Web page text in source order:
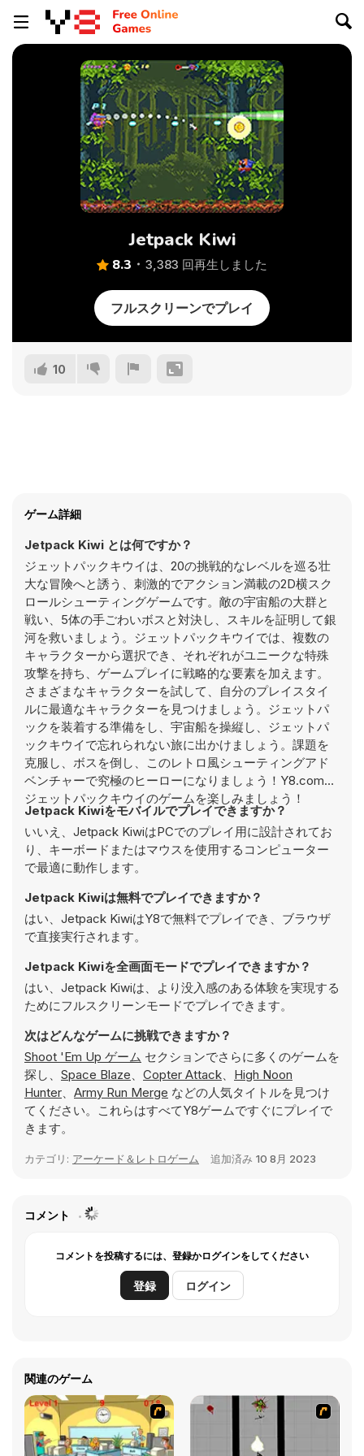
Jetpack Kiwi
8.3 3,383 回再生しました
フルスクリーンでプレイ
10
ゲーム詳細
Jetpack Kiwi とは何ですか？
ジェットパックキウイは、20の挑戦的なレベルを巡る壮
大な冒険へと誘う、刺激的でアクション満載の2D横スク
ロールシューティングゲームです。敵の宇宙船の大群と
戦い、5体の手ごわいボスと対決し、スキルを証明して銀
河を救いましょう。ジェットパックキウイでは、複数の
キャラクターから選択でき、それぞれがユニークな特殊
攻撃を持ち、ゲームプレイに戦略的な要素を加えます。
さまざまなキャラクターを試して、自分のプレイスタイ
ルに最適なキャラクターを見つけましょう。ジェットパ
ックを装着する準備をし、宇宙船を操縦し、ジェットパ
ックキウイで忘れられない旅に出かけましょう。課題を
克服し、ボスを倒し、このレトロ風シューティングアド
ベンチャーで究極のヒーローになりましょう！Y8.comで
ジェットパックキウイのゲームを楽しみましょう！
Jetpack Kiwiをモバイルでプレイできますか？
いいえ、Jetpack KiwiはPCでのプレイ用に設計されてお
り、キーボードまたはマウスを使用するコンピューター
で最適に動作します。
Jetpack Kiwiは無料でプレイできますか？
はい、Jetpack KiwiはY8で無料でプレイでき、ブラウザ
で直接実行されます。
Jetpack Kiwiを全画面モードでプレイできますか？
はい、Jetpack Kiwiは、より没入感のある体験を実現する
ためにフルスクリーンモードでプレイできます。
次はどんなゲームに挑戦できますか？
Shoot 'Em Up ゲーム セクションでさらに多くのゲームを
探し、 Space Blaze、 Copter Attack、 High Noon
Hunter、 Army Run Merge などの人気タイトルを見つけ
てください。これらはすべてY8ゲームですぐにプレイで
きます。
カテゴリ: アーケード＆レトロゲーム 追加済み 10 8月 2023
コメント
コメントを投稿するには、登録かログインをしてください
登録 ログイン
関連のゲーム